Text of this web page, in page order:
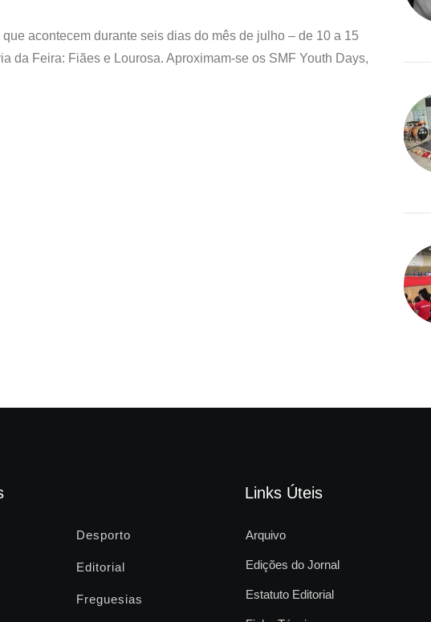
acontecem durante seis dias do mês de julho – de 10 a 15
da Feira: Fiães e Lourosa. Aproximam-se os SMF Youth Days,
Desporto
Editorial
Freguesias
Links Úteis
Arquivo
Edições do Jornal
Estatuto Editorial